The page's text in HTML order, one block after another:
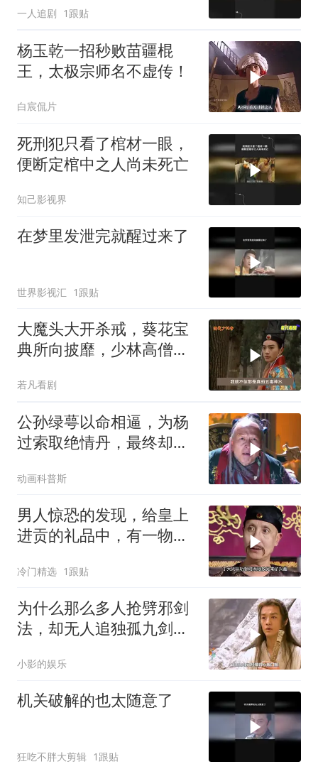
一人追剧 1跟贴
杨玉乾一招秒败苗疆棍
王，太极宗师名不虚传！
白宸侃片
死刑犯只看了棺材一眼，
便断定棺中之人尚未死亡
知己影视界
在梦里发泄完就醒过来了
世界影视汇 1跟贴
大魔头大开杀戒，葵花宝
典所向披靡，少林高僧只
若凡看剧
公孙绿萼以命相逼，为杨
过索取绝情丹，最终却香
动画科普斯
男人惊恐的发现，给皇上
进贡的礼品中，有一物会
冷门精选 1跟贴
为什么那么多人抢劈邪剑
法，却无人追独孤九剑
小影的娱乐
机关破解的也太随意了
狂吃不胖大剪辑 1跟贴